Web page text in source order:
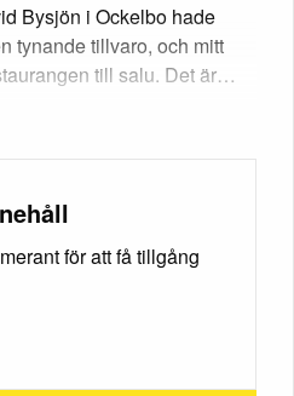
Bysjön i Ockelbo hade
tynande tillvaro, och mitt
till salu. Det är…
för att få tillgång